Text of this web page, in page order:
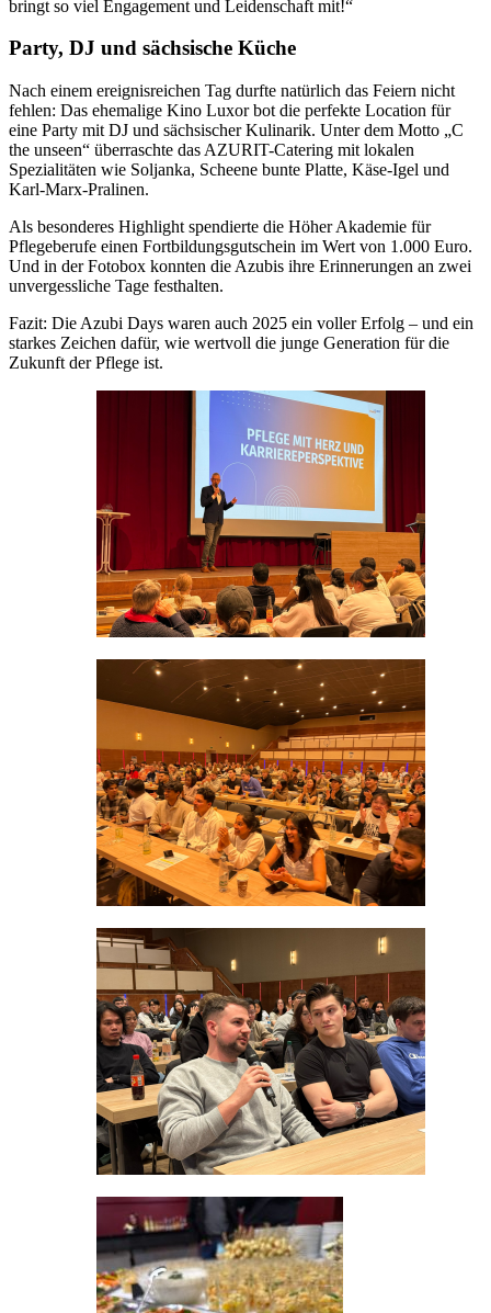
bringt so viel Engagement und Leidenschaft mit!“
Party, DJ und sächsische Küche
Nach einem ereignisreichen Tag durfte natürlich das Feiern nicht
fehlen: Das ehemalige Kino Luxor bot die perfekte Location für
eine Party mit DJ und sächsischer Kulinarik. Unter dem Motto „C
the unseen“ überraschte das AZURIT-Catering mit lokalen
Spezialitäten wie Soljanka, Scheene bunte Platte, Käse-Igel und
Karl-Marx-Pralinen.
Als besonderes Highlight spendierte die Höher Akademie für
Pflegeberufe einen Fortbildungsgutschein im Wert von 1.000 Euro.
Und in der Fotobox konnten die Azubis ihre Erinnerungen an zwei
unvergessliche Tage festhalten.
Fazit: Die Azubi Days waren auch 2025 ein voller Erfolg – und ein
starkes Zeichen dafür, wie wertvoll die junge Generation für die
Zukunft der Pflege ist.